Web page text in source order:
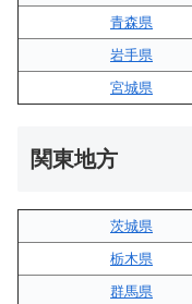
青森県
岩手県
宮城県
関東地方
茨城県
栃木県
群馬県